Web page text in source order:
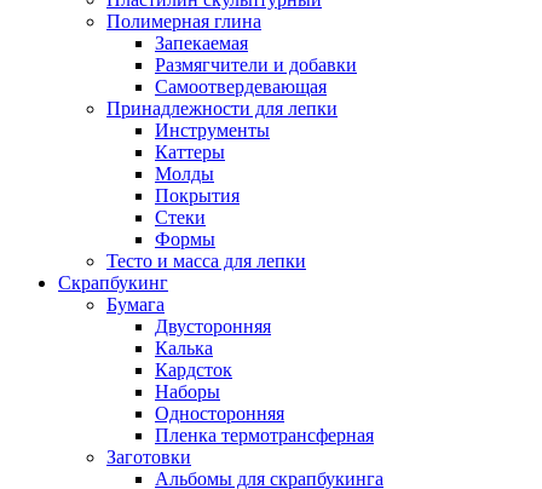
Полимерная глина
Запекаемая
Размягчители и добавки
Самоотвердевающая
Принадлежности для лепки
Инструменты
Каттеры
Молды
Покрытия
Стеки
Формы
Тесто и масса для лепки
Скрапбукинг
Бумага
Двусторонняя
Калька
Кардсток
Наборы
Односторонняя
Пленка термотрансферная
Заготовки
Альбомы для скрапбукинга